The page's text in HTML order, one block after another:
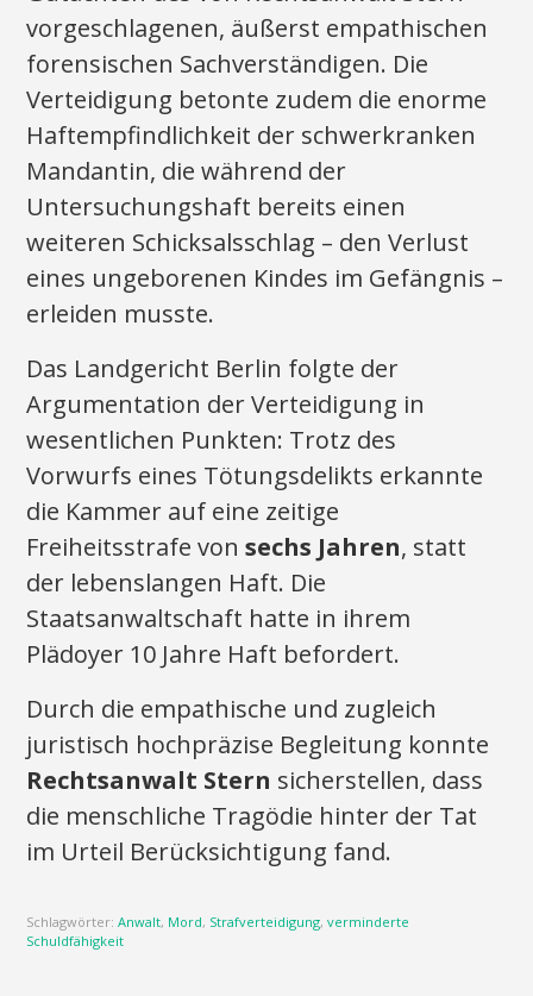
vorgeschlagenen, äußerst empathischen
forensischen Sachverständigen. Die
Verteidigung betonte zudem die enorme
Haftempfindlichkeit der schwerkranken
Mandantin, die während der
Untersuchungshaft bereits einen
weiteren Schicksalsschlag – den Verlust
eines ungeborenen Kindes im Gefängnis –
erleiden musste.
Das Landgericht Berlin folgte der
Argumentation der Verteidigung in
wesentlichen Punkten: Trotz des
Vorwurfs eines Tötungsdelikts erkannte
die Kammer auf eine zeitige
Freiheitsstrafe vonsechs Jahren, statt
der lebenslangen Haft. Die
Staatsanwaltschaft hatte in ihrem
Plädoyer 10 Jahre Haft befordert.
Durch die empathische und zugleich
juristisch hochpräzise Begleitung konnte
Rechtsanwalt Stern sicherstellen, dass
die menschliche Tragödie hinter der Tat
im Urteil Berücksichtigung fand.
Schlagwörter:Anwalt, Mord, Strafverteidigung,verminderte
Schuldfähigkeit